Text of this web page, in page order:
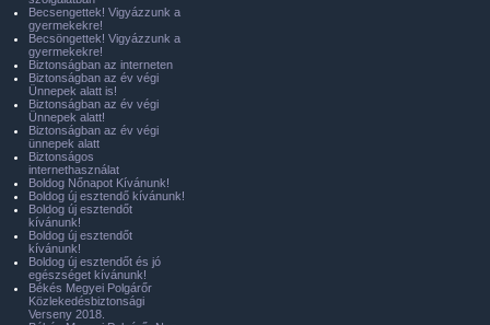
Becsengettek! Vigyázzunk a
gyermekekre!
Becsöngettek! Vigyázzunk a
gyermekekre!
Biztonságban az interneten
Biztonságban az év végi
Ünnepek alatt is!
Biztonságban az év végi
Ünnepek alatt!
Biztonságban az év végi
ünnepek alatt
Biztonságos
internethasználat
Boldog Nőnapot Kívánunk!
Boldog új esztendő kívánunk!
Boldog új esztendőt
kívánunk!
Boldog új esztendőt
kívánunk!
Boldog új esztendőt és jó
egészséget kívánunk!
Békés Megyei Polgárőr
Közlekedésbiztonsági
Verseny 2018.